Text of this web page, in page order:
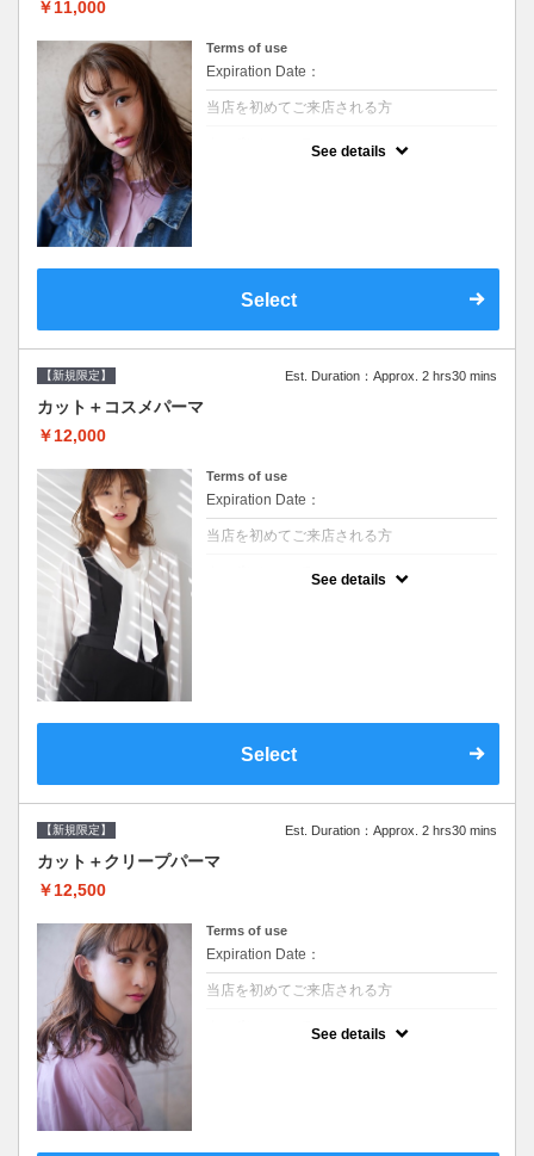
￥11,000
Terms of use
Expiration Date：
当店を初めてご来店される方
See details
Select
【新規限定】 Est. Duration：Approx. 2 hrs30 mins
カット＋コスメパーマ
￥12,000
Terms of use
Expiration Date：
当店を初めてご来店される方
See details
Select
【新規限定】 Est. Duration：Approx. 2 hrs30 mins
カット＋クリープパーマ
￥12,500
Terms of use
Expiration Date：
当店を初めてご来店される方
See details